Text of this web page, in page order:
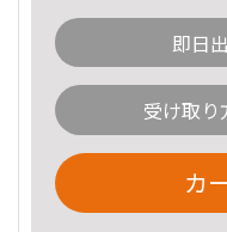
即日
受け取り
カ